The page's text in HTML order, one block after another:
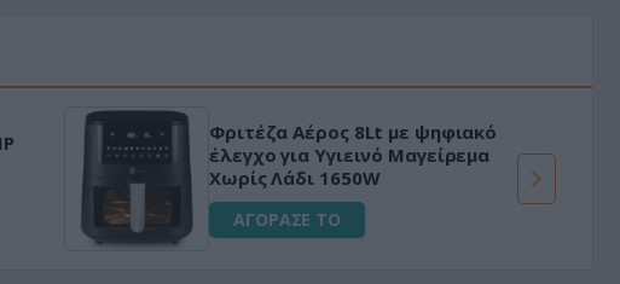
Φριτέζα Αέρος 8Lt με ψηφιακό
έλεγχο για Υγιεινό Μαγείρεμα
Χωρίς Λάδι 1650W
ΑΓΟΡΑΣΕ ΤΟ